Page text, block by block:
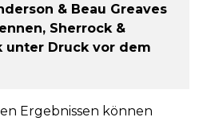
& Beau Greaves
Sherrock &
unter Druck vor dem
Ergebnissen können